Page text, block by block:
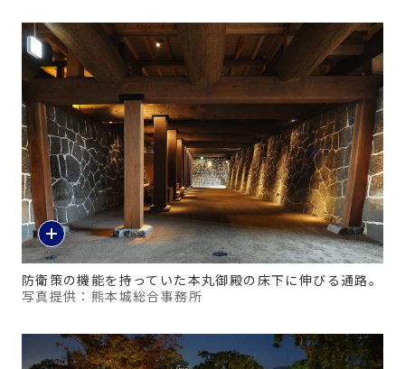
防衛策の機能を持っていた本丸御殿の床下に伸びる通路。
写真提供：熊本城総合事務所